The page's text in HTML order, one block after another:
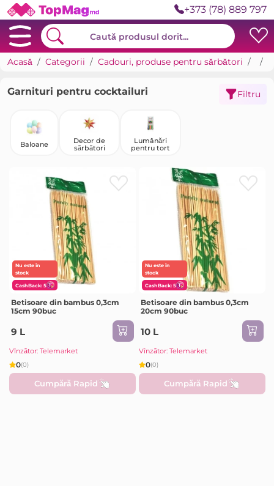
+373 (78) 889 797
Acasă Categorii Cadouri, produse pentru sărbători
Garnituri pentru cocktailuri Filtru
Baloane
Decor de
sărbători
Lumânări
pentru tort
Nu este în
stock
CashBack: 5
Betisoare din bambus 0,3cm
15cm 90buc
9 L
Vînzător: Telemarket
0(0)
Cumpără Rapid
Nu este în
stock
CashBack: 5
Betisoare din bambus 0,3cm
20cm 90buc
10 L
Vînzător: Telemarket
0(0)
Cumpără Rapid